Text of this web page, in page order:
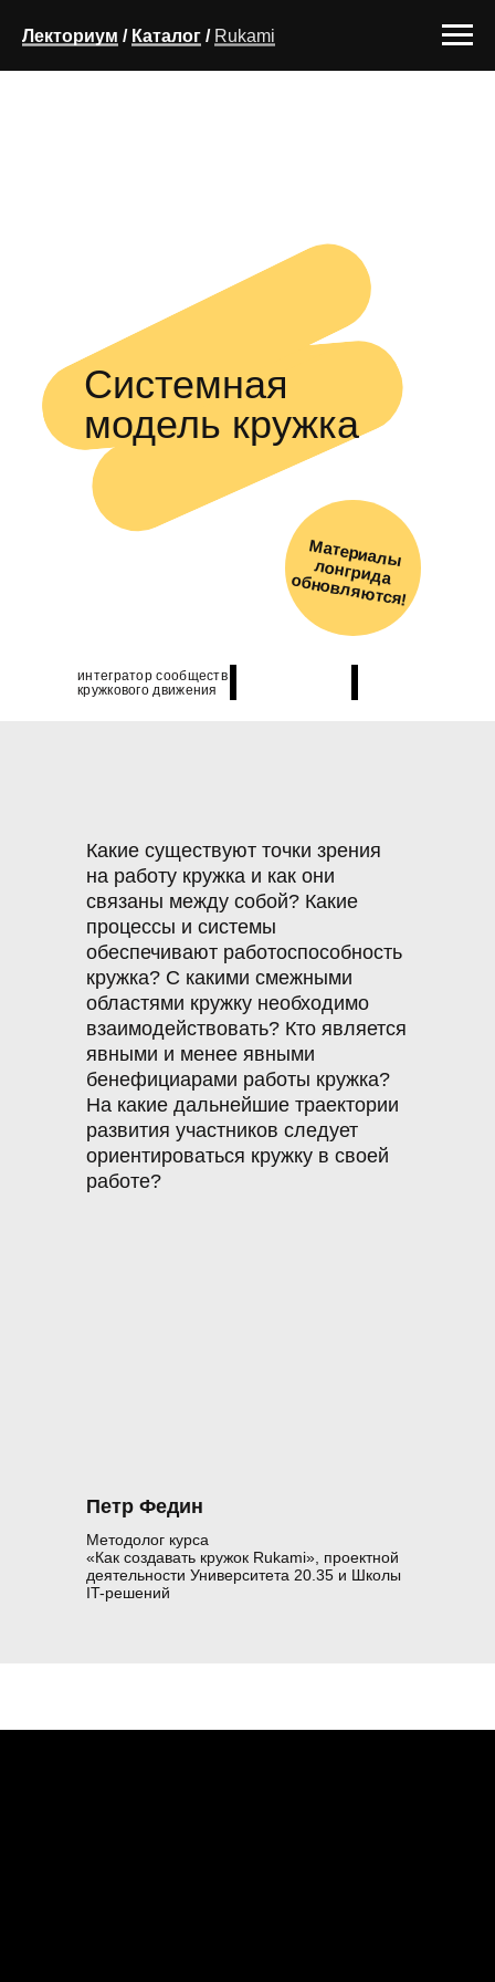
Лекториум / Каталог / Rukami
Системная
модель кружка
интегратор сообществ
кружкового движения
М
атериалы
лонгрида обновляю
тся!
Какие существуют точки зрения
на работу кружка и как они
связаны между собой? Какие
процессы и системы
обеспечивают работоспособность
кружка? С какими смежными
областями кружку необходимо
взаимодействовать? Кто является
явными и менее явными
бенефициарами работы кружка?
На какие дальнейшие траектории
развития участников следует
ориентироваться кружку в своей
работе?
Методолог курса
«Как создавать кружок Rukami», проектной
деятельности Университета 20.35 и Школы
IT-решений
Петр Федин